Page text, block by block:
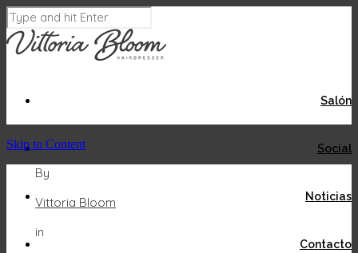
Salón
Social
Noticias
Contacto
Skip to Content
By
Vittoria Bloom
in